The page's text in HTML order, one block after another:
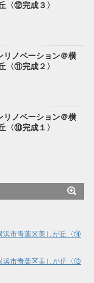
〈⑫完成３〉
ノベーション＠横
〈⑪完成２〉
ノベーション＠横
〈⑩完成１〉
浜市青葉区美しが丘〈⑭
浜市青葉区美しが丘〈⑬